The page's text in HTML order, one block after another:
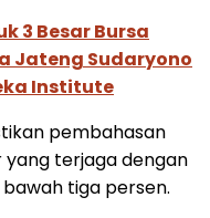
3 Besar Bursa
Jateng Sudaryono
Institute
pembahasan
yang terjaga dengan
tiga persen.